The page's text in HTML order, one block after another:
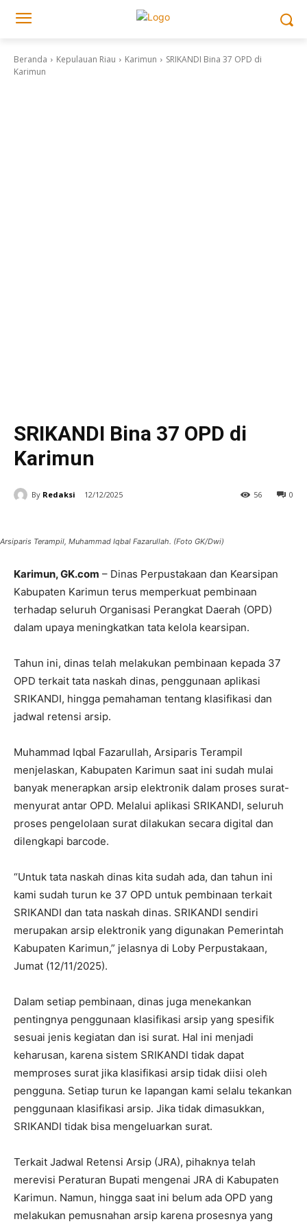
Beranda Kepulauan Riau Karimun
SRIKANDI Bina 37 OPD di
Karimun
SRIKANDI Bina 37 OPD di
Karimun
By Redaksi 12/12/2025 0
56
Arsiparis Terampil, Muhammad Iqbal Fazarullah. (Foto GK/Dwi)
Karimun, GK.com – Dinas Perpustakaan dan Kearsipan
Kabupaten Karimun terus memperkuat pembinaan
terhadap seluruh Organisasi Perangkat Daerah (OPD)
dalam upaya meningkatkan tata kelola kearsipan.
Tahun ini, dinas telah melakukan pembinaan kepada 37
OPD terkait tata naskah dinas, penggunaan aplikasi
SRIKANDI, hingga pemahaman tentang klasifikasi dan
jadwal retensi arsip.
Muhammad Iqbal Fazarullah, Arsiparis Terampil
menjelaskan, Kabupaten Karimun saat ini sudah mulai
banyak menerapkan arsip elektronik dalam proses surat-
menyurat antar OPD. Melalui aplikasi SRIKANDI, seluruh
proses pengelolaan surat dilakukan secara digital dan
dilengkapi barcode.
“Untuk tata naskah dinas kita sudah ada, dan tahun ini
kami sudah turun ke 37 OPD untuk pembinaan terkait
SRIKANDI dan tata naskah dinas. SRIKANDI sendiri
merupakan arsip elektronik yang digunakan Pemerintah
Kabupaten Karimun,” jelasnya di Loby Perpustakaan,
Jumat (12/11/2025).
Dalam setiap pembinaan, dinas juga menekankan
pentingnya penggunaan klasifikasi arsip yang spesifik
sesuai jenis kegiatan dan isi surat. Hal ini menjadi
keharusan, karena sistem SRIKANDI tidak dapat
memproses surat jika klasifikasi arsip tidak diisi oleh
pengguna. Setiap turun ke lapangan kami selalu tekankan
penggunaan klasifikasi arsip. Jika tidak dimasukkan,
SRIKANDI tidak bisa mengeluarkan surat.
Terkait Jadwal Retensi Arsip (JRA), pihaknya telah
merevisi Peraturan Bupati mengenai JRA di Kabupaten
Karimun. Namun, hingga saat ini belum ada OPD yang
melakukan pemusnahan arsip karena prosesnya yang